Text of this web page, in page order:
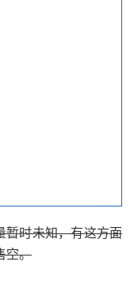
暂时未知，有这方面
空。